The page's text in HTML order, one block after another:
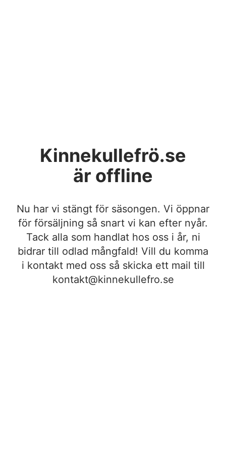
Kinnekullefrö.se
är offline
Nu har vi stängt för säsongen. Vi öppnar
för försäljning så snart vi kan efter nyår.
Tack alla som handlat hos oss i år, ni
bidrar till odlad mångfald! Vill du komma
i kontakt med oss så skicka ett mail till
kontakt@kinnekullefro.se